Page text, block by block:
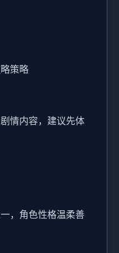
策略
情内容，建议先体
，角色性格温柔善